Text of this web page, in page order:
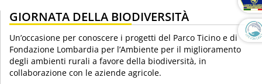
GIORNATA DELLA BIODIVERSITÀ
Un’occasione per conoscere i progetti del Parco Ticino e di
Fondazione Lombardia per l’Ambiente per il miglioramento
degli ambienti rurali a favore della biodiversità, in
collaborazione con le aziende agricole.